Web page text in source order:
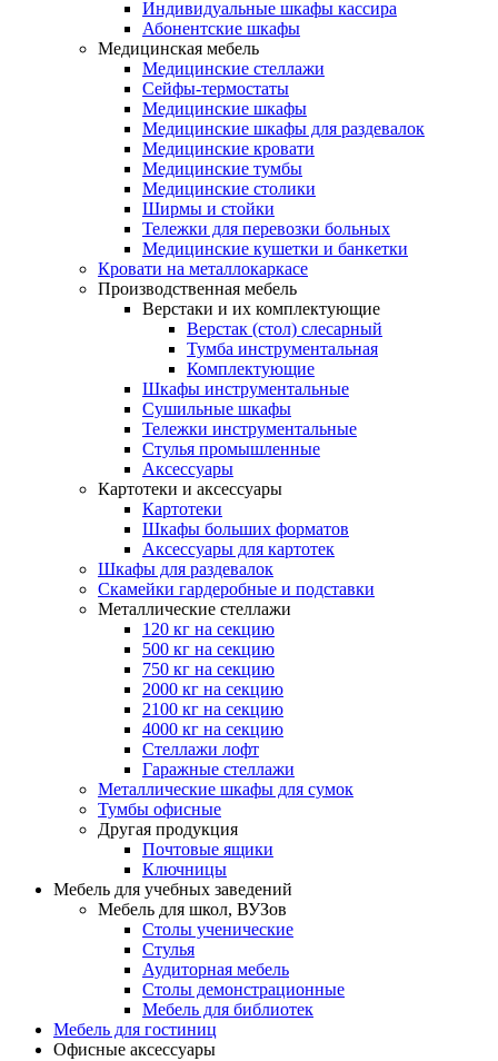
Индивидуальные шкафы кассира
Абонентские шкафы
Медицинская мебель
Медицинские стеллажи
Сейфы-термостаты
Медицинские шкафы
Медицинские шкафы для раздевалок
Медицинские кровати
Медицинские тумбы
Медицинские столики
Ширмы и стойки
Тележки для перевозки больных
Медицинские кушетки и банкетки
Кровати на металлокаркасе
Производственная мебель
Верстаки и их комплектующие
Верстак (стол) слесарный
Тумба инструментальная
Комплектующие
Шкафы инструментальные
Сушильные шкафы
Тележки инструментальные
Стулья промышленные
Аксессуары
Картотеки и аксессуары
Картотеки
Шкафы больших форматов
Аксессуары для картотек
Шкафы для раздевалок
Скамейки гардеробные и подставки
Металлические стеллажи
120 кг на секцию
500 кг на секцию
750 кг на секцию
2000 кг на секцию
2100 кг на секцию
4000 кг на секцию
Стеллажи лофт
Гаражные стеллажи
Металлические шкафы для сумок
Тумбы офисные
Другая продукция
Почтовые ящики
Ключницы
Мебель для учебных заведений
Мебель для школ, ВУЗов
Столы ученические
Стулья
Аудиторная мебель
Столы демонстрационные
Мебель для библиотек
Мебель для гостиниц
Офисные аксессуары